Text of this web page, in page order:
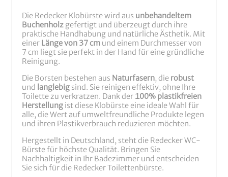
Die Redecker Klobürste wird aus unbehandeltem
Buchenholz gefertigt und überzeugt durch ihre
praktische Handhabung und natürliche Ästhetik. Mit
einer Länge von 37 cm und einem Durchmesser von
7 cm liegt sie perfekt in der Hand für eine gründliche
Reinigung.
Die Borsten bestehen aus Naturfasern, die robust
und langlebig sind. Sie reinigen effektiv, ohne Ihre
Toilette zu verkratzen. Dank der 100% plastikfreien
Herstellung ist diese Klobürste eine ideale Wahl für
alle, die Wert auf umweltfreundliche Produkte legen
und ihren Plastikverbrauch reduzieren möchten.
Hergestellt in Deutschland, steht die Redecker WC-
Bürste für höchste Qualität. Bringen Sie
Nachhaltigkeit in Ihr Badezimmer und entscheiden
Sie sich für die Redecker Toilettenbürste.